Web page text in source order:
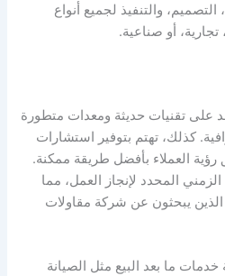
والتنفيذ لجميع أنواع
أو صناعية.
على تقنيات حديثة ومعدات متطورة
كذلك، تهتم بتوفير استشارات
العملاء بأفضل طريقة ممكنة.
المحدد لإنجاز العمل، مما
الذين يبحثون عن شركة مقاولات
ما بعد البيع مثل الصيانة